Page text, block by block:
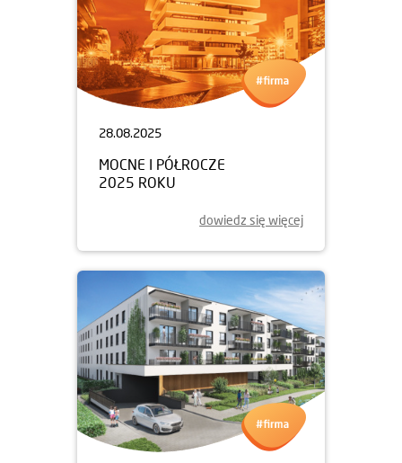
28.08.2025
MOCNE I PÓŁROCZE
2025 ROKU
dowiedz się więcej